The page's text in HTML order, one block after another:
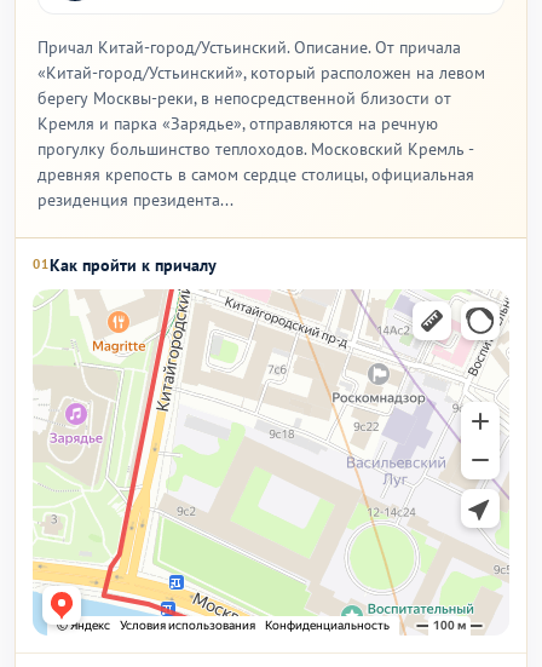
Причал Китай-город/Устьинский. Описание. От причала
«Китай-город/Устьинский», который расположен на левом
берегу Москвы-реки, в непосредственной близости от
Кремля и парка «Зарядье», отправляются на речную
прогулку большинство теплоходов. Московский Кремль -
древняя крепость в самом сердце столицы, официальная
резиденция президента...
01Как пройти к причалу